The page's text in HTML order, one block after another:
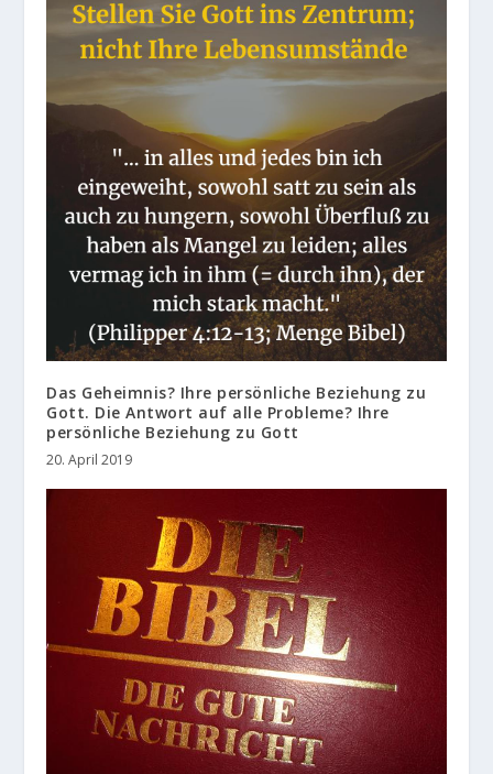
Das Geheimnis? Ihre persönliche Beziehung zu
Gott. Die Antwort auf alle Probleme? Ihre
persönliche Beziehung zu Gott
20. April 2019